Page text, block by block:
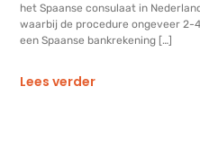
het Spaanse consulaat in
waarbij de procedure ongeveer 2-
een Spaanse bankrekening […]
Lees verder